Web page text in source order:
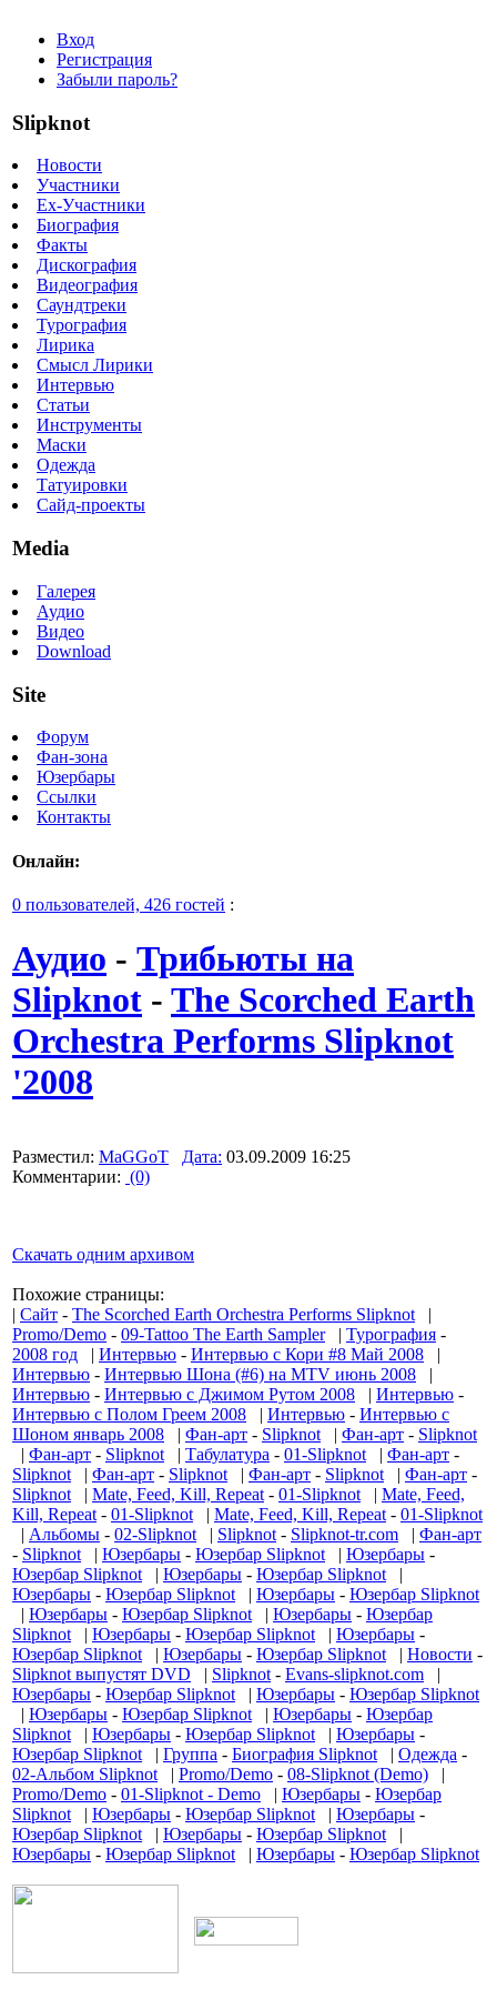
Вход
Регистрация
Забыли пароль?
Slipknot
Новости
Участники
Ex-Участники
Биография
Факты
Дискография
Видеография
Саундтреки
Турография
Лирика
Смысл Лирики
Интервью
Статьи
Инструменты
Маски
Одежда
Татуировки
Сайд-проекты
Media
Галерея
Аудио
Видео
Download
Site
Форум
Фан-зона
Юзербары
Ссылки
Контакты
Онлайн:
0 пользователей, 426 гостей :
Аудио - Трибьюты на
Slipknot - The Scorched Earth
Orchestra Performs Slipknot
'2008
Разместил: MaGGoT Дата: 03.09.2009 16:25
Комментарии: (0)
Скачать одним архивом
Похожие страницы:
| Сайт - The Scorched Earth Orchestra Performs Slipknot |
Promo/Demo - 09-Tattoo The Earth Sampler| Турография -
2008 год | Интервью - Интервью с Кори #8 Май 2008 |
Интервью - Интервью Шона (#6) на MTV июнь 2008 |
Интервью - Интервью с Джимом Рутом 2008 | Интервью -
Интервью с Полом Греем 2008 | Интервью - Интервью с
Шоном январь 2008 | Фан-арт - Slipknot | Фан-арт - Slipknot
| Фан-арт - Slipknot | Табулатура - 01-Slipknot | Фан-арт -
Slipknot | Фан-арт - Slipknot | Фан-арт - Slipknot | Фан-арт -
Slipknot | Mate, Feed, Kill, Repeat - 01-Slipknot | Mate, Feed,
Kill, Repeat - 01-Slipknot | Mate, Feed, Kill, Repeat - 01-Slipknot
| Альбомы - 02-Slipknot | Slipknot - Slipknot-tr.com | Фан-арт
- Slipknot | Юзербары - Юзербар Slipknot | Юзербары -
Юзербар Slipknot | Юзербары - Юзербар Slipknot |
Юзербары - Юзербар Slipknot | Юзербары - Юзербар Slipknot
| Юзербары - Юзербар Slipknot | Юзербары - Юзербар
Slipknot | Юзербары - Юзербар Slipknot | Юзербары -
Юзербар Slipknot | Юзербары - Юзербар Slipknot | Новости -
Slipknot выпустят DVD | Slipknot - Evans-slipknot.com |
Юзербары - Юзербар Slipknot | Юзербары - Юзербар Slipknot
| Юзербары - Юзербар Slipknot | Юзербары - Юзербар
Slipknot | Юзербары - Юзербар Slipknot | Юзербары -
Юзербар Slipknot | Группа - Биография Slipknot | Одежда -
02-Альбом Slipknot | Promo/Demo - 08-Slipknot (Demo) |
Promo/Demo - 01-Slipknot - Demo | Юзербары - Юзербар
Slipknot | Юзербары - Юзербар Slipknot | Юзербары -
Юзербар Slipknot | Юзербары - Юзербар Slipknot |
Юзербары - Юзербар Slipknot | Юзербары - Юзербар Slipknot